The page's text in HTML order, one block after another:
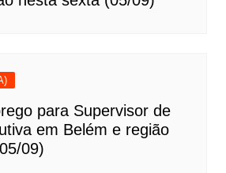
para Supervisor de
em Belém e região
09)